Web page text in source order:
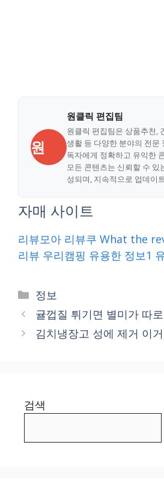
원
원클릭 편집팀
원클릭 편집팀은 상품추천,
생활 등 다양한 분야의 전문
독자에게 정확하고 유익한
모든 콘텐츠는 신뢰할 수 있
성되며, 지속적으로 업데이
자매 사이트
리뷰모아 리뷰쿠 What the
리뷰 우리캠핑 유용한 정보1
Categories
정보
귤껍질 튀기면 별미가 따
김치냉장고 성에 제거 이
검색